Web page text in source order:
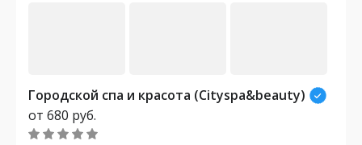
Городской спа и красота (Cityspa&beauty)
от 680 руб.